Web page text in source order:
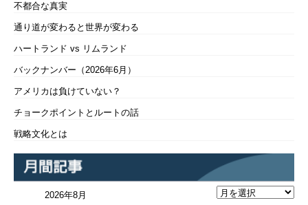
不都合な真実
通り道が変わると世界が変わる
ハートランド vs リムランド
バックナンバー（2026年6月）
アメリカは負けていない？
チョークポイントとルートの話
戦略文化とは
2026年8月